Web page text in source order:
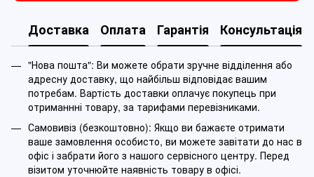
Доставка Оплата Гарантія Консультація
"Нова пошта": Ви можете обрати зручне відділення або
адресну доставку, що найбільш відповідає вашим
потребам. Вартість доставки оплачує покупець при
отриманнні товару, за тарифами перевізниками.
Самовивіз (безкоштовно): Якщо ви бажаєте отримати
ваше замовлення особисто, ви можете завітати до нас в
офіс і забрати його з нашого сервісного центру. Перед
візитом уточнюйте наявність товару в офісі.